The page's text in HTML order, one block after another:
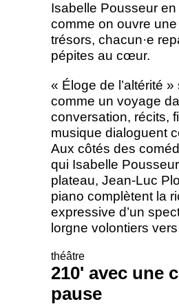
Isabelle Pousseur
comme on ouvre
trésors, chacun·e
pépites au cœur.
« Éloge de l’altérité
comme un voyage
conversation, récits,
musique dialoguent
Aux côtés des
qui Isabelle
plateau, Jean-Luc
piano complètent la
expressive d’un
lorgne volontiers vers
théâtre
210' avec une
pause